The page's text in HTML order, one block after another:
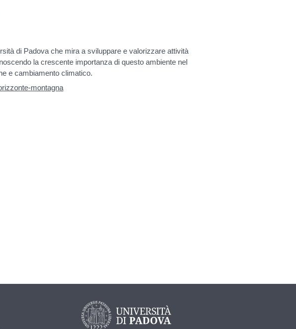
di Padova che mira a sviluppare e valorizzare attività
la crescente importanza di questo ambiente nel
e cambiamento climatico.
montagna